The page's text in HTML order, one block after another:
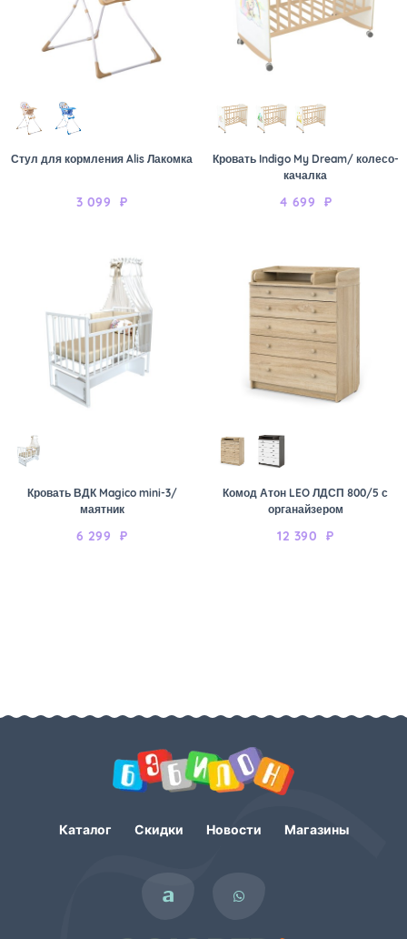
Стул для кормления Alis Лакомка
3 099 ₽
Кровать Indigo My Dream/ колесо-
качалка
4 699 ₽
Кровать ВДК Magico mini-3/
маятник
6 299 ₽
Комод Атон LEO ЛДСП 800/5 с
органайзером
12 390 ₽
Каталог Скидки Новости Магазины